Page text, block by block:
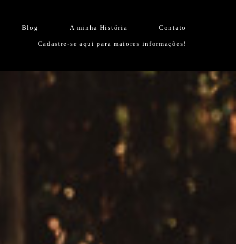
Blog A minha História Contato
Cadastre-se aqui para maiores informações!